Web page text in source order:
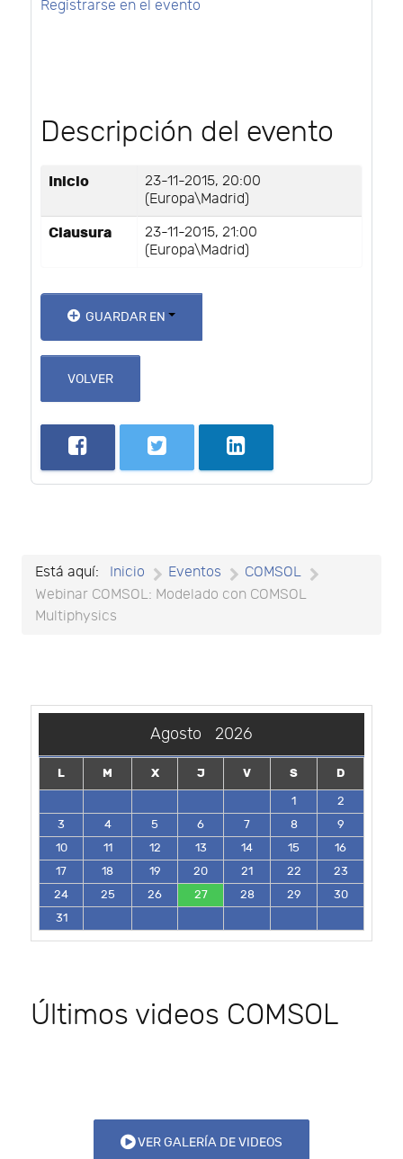
Registrarse en el evento
Descripción del evento
Inicio
23-11-2015, 20:00
(Europa\Madrid)
Clausura
23-11-2015, 21:00
(Europa\Madrid)
GUARDAR EN
VOLVER
Está aquí: Inicio Eventos
COMSOL
Webinar COMSOL: Modelado con COMSOL
Multiphysics
Agosto 2026
L M X J V S
D
1
2
3
4 5 6 7 8
9
10
11 12 13 14 15
16
17
18 19 20 21 22
23
24
25 26 27 28 29
30
31
Últimos videos COMSOL
VER GALERÍA DE VIDEOS